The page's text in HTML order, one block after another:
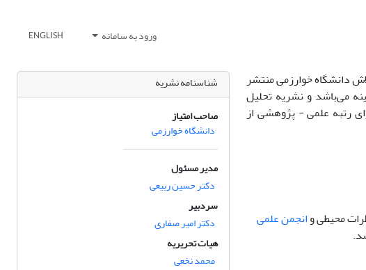
ورود به سامانه ENGLISH
دانشگاه خوارزمی منتشر
می‌باشد و نشریه تحلیل
رتبه علمی - پژوهشی از
محیطی وانجمن علمی
شناسنامه نشریه
صاحب امتیاز
دانشگاه خوارزمی
مدیر مسئول
دکتر حسین ربیعی
سردبیر
دکتر امیر صفاری
هیات تحریریه
محمد نخعی